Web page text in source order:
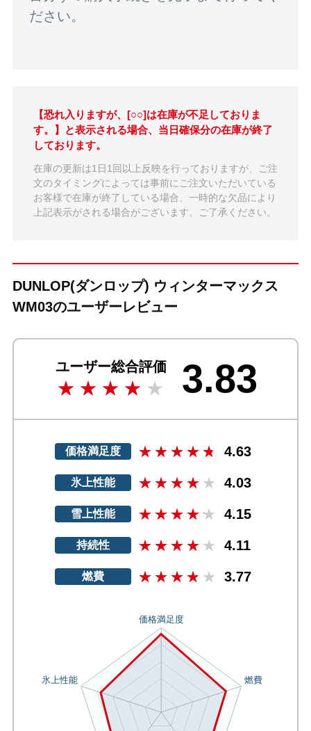
ださい。
【恐れ入りますが、[○○]は在庫が不足しておりま
す。】と表示される場合、当日確保分の在庫が終了
しております。
在庫の更新は1日1回以上反映を行っておりますが、ご注
文のタイミングによっては事前にご注文いただいている
お客様で在庫が終了している場合、一時的な欠品により
上記表示がされる場合がございます。ご了承ください。
DUNLOP(ダンロップ) ウィンターマックス
WM03のユーザーレビュー
ユーザー総合評価 3.83
価格満足度 4.63
氷上性能 4.03
雪上性能 4.15
持続性 4.11
燃費 3.77